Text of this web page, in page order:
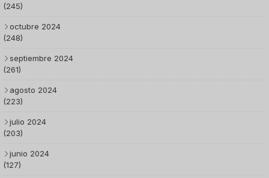
(245)
octubre 2024
(248)
septiembre 2024
(261)
agosto 2024
(223)
julio 2024
(203)
junio 2024
(127)